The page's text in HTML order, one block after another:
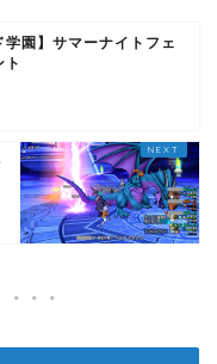
学園】サマーナイトフェ
ト